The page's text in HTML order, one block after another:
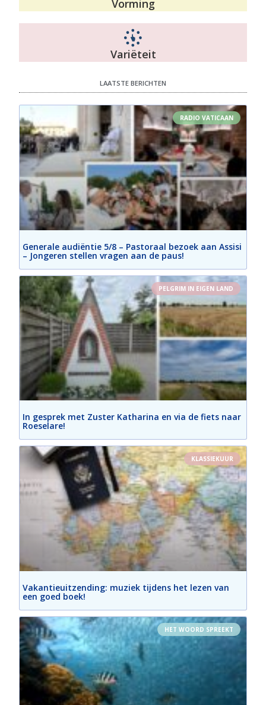
Vorming
Variëteit
LAATSTE BERICHTEN
RADIO VATICAAN
Generale audiëntie 5/8 – Pastoraal bezoek aan Assisi
– Jongeren stellen vragen aan de paus!
PELGRIM IN EIGEN LAND
In gesprek met Zuster Katharina en via de fiets naar
Roeselare!
KLASSIEKUUR
Vakantieuitzending: muziek tijdens het lezen van
een goed boek!
HET WOORD SPREEKT